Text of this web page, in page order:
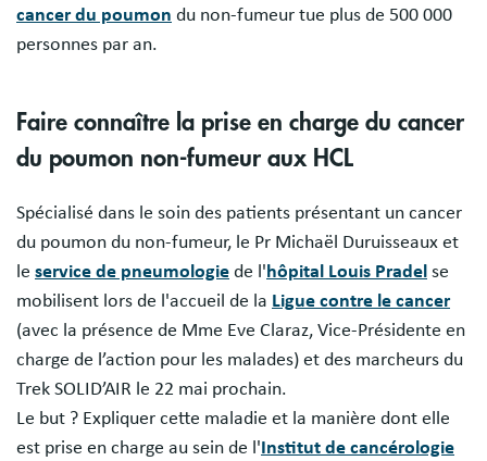
cancer du poumon du non-fumeur tue plus de 500 000
personnes par an.
Faire connaître la prise en charge du cancer
du poumon non-fumeur aux HCL
Spécialisé dans le soin des patients présentant un cancer
du poumon du non-fumeur, le Pr Michaël Duruisseaux et
le service de pneumologie de l' hôpital Louis Pradel se
mobilisent lors de l'accueil de la Ligue contre le cancer
(avec la présence de Mme Eve Claraz, Vice-Présidente en
charge de l’action pour les malades) et des marcheurs du
Trek SOLID’AIR le 22 mai prochain.
Le but ? Expliquer cette maladie et la manière dont elle
est prise en charge au sein de l'Institut de cancérologie